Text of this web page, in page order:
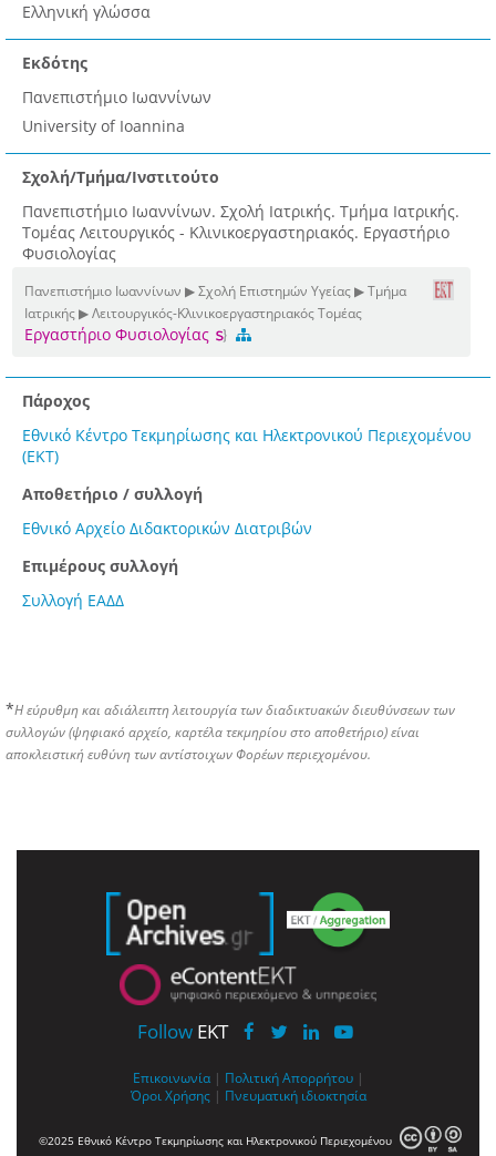
Ελληνική γλώσσα
Εκδότης
Πανεπιστήμιο Ιωαννίνων
University of Ioannina
Σχολή/Τμήμα/Ινστιτούτο
Πανεπιστήμιο Ιωαννίνων. Σχολή Ιατρικής. Τμήμα Ιατρικής.
Τομέας Λειτουργικός - Κλινικοεργαστηριακός. Εργαστήριο
Φυσιολογίας
Πανεπιστήμιο Ιωαννίνων ▶ Σχολή Επιστημών Υγείας ▶ Τμήμα
Ιατρικής ▶ Λειτουργικός-Κλινικοεργαστηριακός Τομέας
Εργαστήριο Φυσιολογίας
Πάροχος
Εθνικό Κέντρο Τεκμηρίωσης και Ηλεκτρονικού Περιεχομένου
(ΕΚΤ)
Αποθετήριο / συλλογή
Εθνικό Αρχείο Διδακτορικών Διατριβών
Επιμέρους συλλογή
Συλλογή ΕΑΔΔ
*Η εύρυθμη και αδιάλειπτη λειτουργία των διαδικτυακών διευθύνσεων των
συλλογών (ψηφιακό αρχείο, καρτέλα τεκμηρίου στο αποθετήριο) είναι
αποκλειστική ευθύνη των αντίστοιχων Φορέων περιεχομένου.
Follow EKT
Επικοινωνία | Πολιτική Απορρήτου |
Όροι Χρήσης | Πνευματική ιδιοκτησία
©2025 Εθνικό Κέντρο Τεκμηρίωσης και Ηλεκτρονικού Περιεχομένου